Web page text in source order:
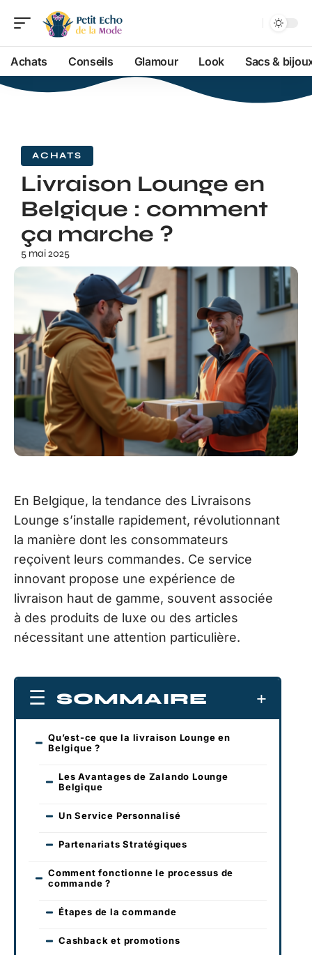
Achats Conseils Glamour Look Sacs &
ACHATS
Livraison Lounge en
Belgique : comment
ça marche ?
5 mai 2025
En Belgique, la tendance des Livraisons
Lounge s’installe rapidement, révolutionnant
la manière dont les consommateurs
reçoivent leurs commandes. Ce service
innovant propose une expérience de
livraison haut de gamme, souvent associée
à des produits de luxe ou des articles
nécessitant une attention particulière.
SOMMAIRE
Qu’est-ce que la livraison Lounge en
Belgique ?
Les Avantages de Zalando Lounge
Belgique
Un Service Personnalisé
Partenariats Stratégiques
Comment fonctionne le processus de
commande ?
Étapes de la commande
Cashback et promotions